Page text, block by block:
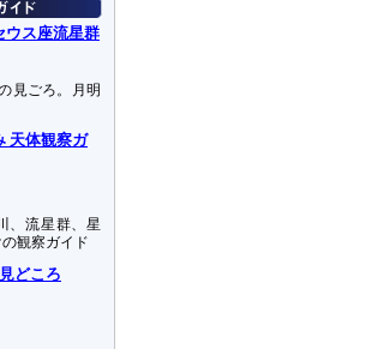
ウス座流星群
見ごろ。月明
天体観察ガ
、流星群、星
観察ガイド
どころ